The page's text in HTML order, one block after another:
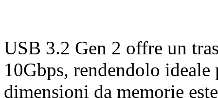
USB 3.2 Gen 2 offre un
10Gbps, rendendolo
dimensioni da memorie